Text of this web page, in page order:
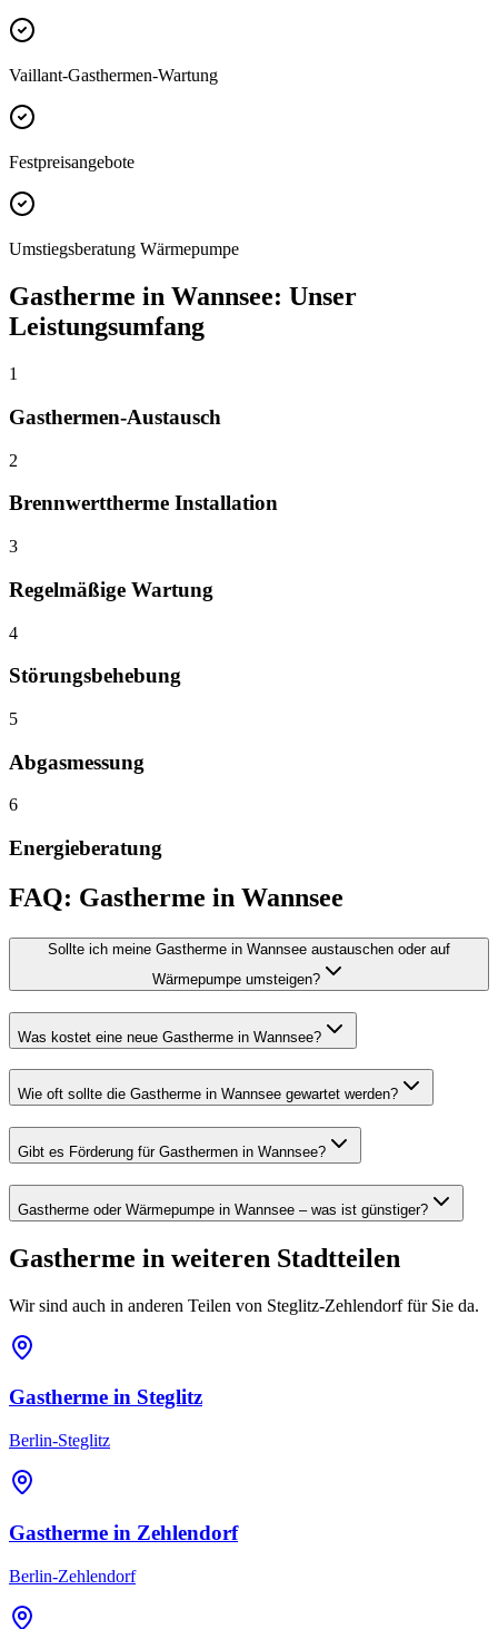
Vaillant-Gasthermen-Wartung
Festpreisangebote
Umstiegsberatung Wärmepumpe
Gastherme in Wannsee: Unser
Leistungsumfang
1
Gasthermen-Austausch
2
Brennwerttherme Installation
3
Regelmäßige Wartung
4
Störungsbehebung
5
Abgasmessung
6
Energieberatung
FAQ: Gastherme in Wannsee
Sollte ich meine Gastherme in Wannsee austauschen oder auf
Wärmepumpe umsteigen?
Was kostet eine neue Gastherme in Wannsee?
Wie oft sollte die Gastherme in Wannsee gewartet werden?
Gibt es Förderung für Gasthermen in Wannsee?
Gastherme oder Wärmepumpe in Wannsee – was ist günstiger?
Gastherme in weiteren Stadtteilen
Wir sind auch in anderen Teilen von Steglitz-Zehlendorffür Sie da.
Gastherme in Steglitz
Berlin-Steglitz
Gastherme in Zehlendorf
Berlin-Zehlendorf